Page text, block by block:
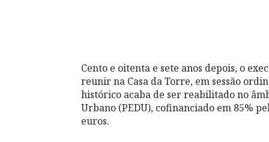
Cento e oitenta e sete anos depois, o
reunir na Casa da Torre, em sessão
histórico acaba de ser reabilitado no
Urbano (PEDU), cofinanciado em 85%
euros.